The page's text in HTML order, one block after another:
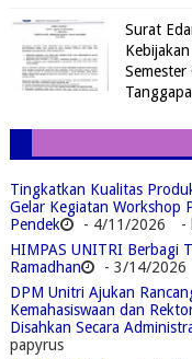
Surat
Semester
Tingkatkan Kualitas
Gelar Kegiatan Workshop
Pendek
- 4/11/2026
-
HIMPAS UNITRI Berbagi
Ramadhan
- 3/14/2026
DPM Unitri Ajukan
Kemahasiswaan dan
Disahkan Secara
papyrus